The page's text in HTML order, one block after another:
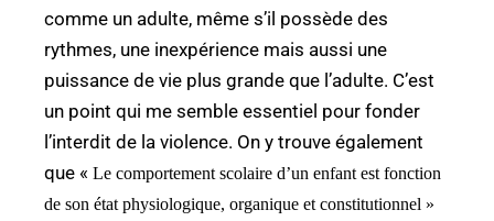
comme un adulte, même s’il possède des
rythmes, une inexpérience mais aussi une
puissance de vie plus grande que l’adulte. C’est
un point qui me semble essentiel pour fonder
l’interdit de la violence. On y trouve également
que « Le comportement scolaire d’un enfant est fonction
de son état physiologique, organique et constitutionnel »